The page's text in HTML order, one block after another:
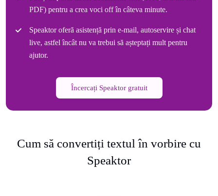
PDF) pentru a crea voci off în câteva minute.
Speaktor oferă asistență prin e-mail, autoservire și chat
live, astfel încât nu va trebui să așteptați mult pentru
ajutor.
Încercați Speaktor gratuit
Cum să convertiți textul în vorbire cu
Speaktor